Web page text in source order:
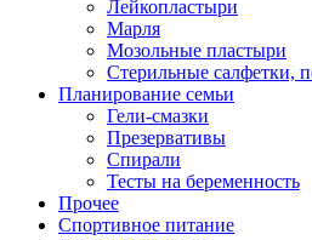
Лейкопластыри
Марля
Мозольные пластыри
Стерильные салфетки,
Планирование семьи
Гели-смазки
Презервативы
Спирали
Тесты на беременность
Прочее
Спортивное питание